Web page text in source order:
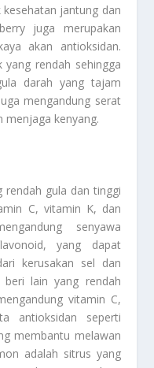
jantung dan
juga merupakan
akan antioksidan.
yang rendah sehingga
darah yang tajam
mengandung serat
menjaga kenyang.
rendah gula dan tinggi
C, vitamin K, dan
senyawa
yang dapat
kerusakan sel dan
beri lain yang rendah
vitamin C,
antioksidan seperti
membantu melawan
adalah sitrus yang